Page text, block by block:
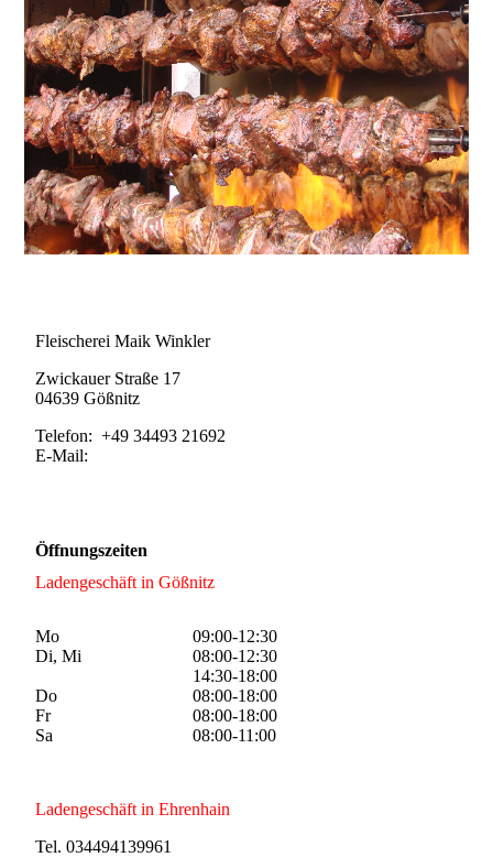
Fleischerei Maik Winkler
Zwickauer Straße 17
04639 Gößnitz
Telefon: +49 34493 21692
E-Mail:
Öffnungszeiten
Ladengeschäft in Gößnitz
Mo
Di, Mi
Do
Fr
Sa
09:00-12:30
08:00-12:30
14:30-18:00
08:00-18:00
08:00-18:00
08:00-11:00
Ladengeschäft in Ehrenhain
Tel. 034494139961